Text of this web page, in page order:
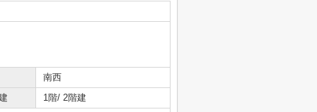
南西
1階/ 2階建